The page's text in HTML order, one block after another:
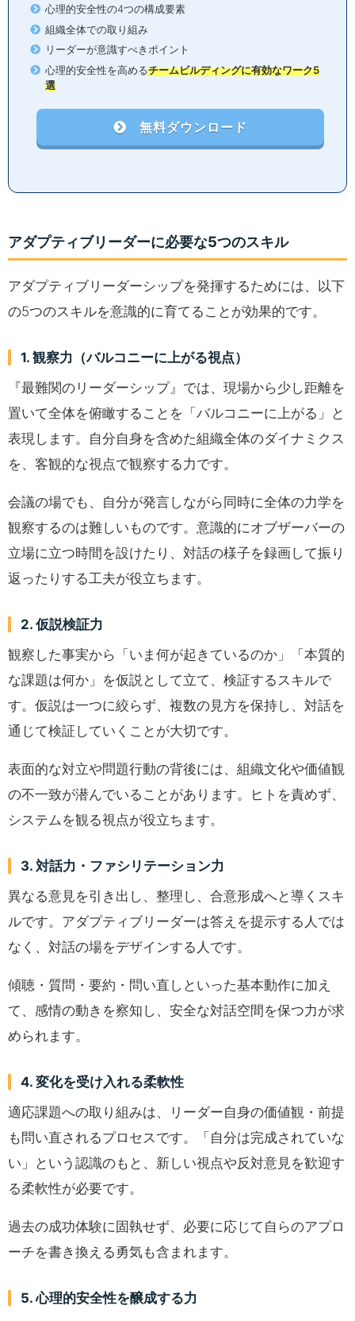
心理的安全性の4つの構成要素
組織全体での取り組み
リーダーが意識すべきポイント
心理的安全性を高めるチームビルディングに有効なワーク5
選
無料ダウンロード
アダプティブリーダーに必要な5つのスキル
アダプティブリーダーシップを発揮するためには、以下
の5つのスキルを意識的に育てることが効果的です。
1. 観察力（バルコニーに上がる視点）
『最難関のリーダーシップ』では、現場から少し距離を
置いて全体を俯瞰することを「バルコニーに上がる」と
表現します。自分自身を含めた組織全体のダイナミクス
を、客観的な視点で観察する力です。
会議の場でも、自分が発言しながら同時に全体の力学を
観察するのは難しいものです。意識的にオブザーバーの
立場に立つ時間を設けたり、対話の様子を録画して振り
返ったりする工夫が役立ちます。
2. 仮説検証力
観察した事実から「いま何が起きているのか」「本質的
な課題は何か」を仮説として立て、検証するスキルで
す。仮説は一つに絞らず、複数の見方を保持し、対話を
通じて検証していくことが大切です。
表面的な対立や問題行動の背後には、組織文化や価値観
の不一致が潜んでいることがあります。ヒトを責めず、
システムを観る視点が役立ちます。
3. 対話力・ファシリテーション力
異なる意見を引き出し、整理し、合意形成へと導くスキ
ルです。アダプティブリーダーは答えを提示する人では
なく、対話の場をデザインする人です。
傾聴・質問・要約・問い直しといった基本動作に加え
て、感情の動きを察知し、安全な対話空間を保つ力が求
められます。
4. 変化を受け入れる柔軟性
適応課題への取り組みは、リーダー自身の価値観・前提
も問い直されるプロセスです。「自分は完成されていな
い」という認識のもと、新しい視点や反対意見を歓迎す
る柔軟性が必要です。
過去の成功体験に固執せず、必要に応じて自らのアプロ
ーチを書き換える勇気も含まれます。
5. 心理的安全性を醸成する力